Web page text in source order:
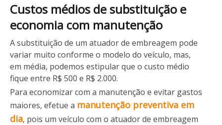
Custos médios de substituição e
economia com manutenção
A substituição de um atuador de embreagem pode
variar muito conforme o modelo do veículo, mas,
em média, podemos estipular que o custo médio
fique entre R$ 500 e R$ 2.000.
Para economizar com a manutenção e evitar gastos
maiores, efetue a manutenção preventiva em
dia, pois um veículo com o atuador de embreagem